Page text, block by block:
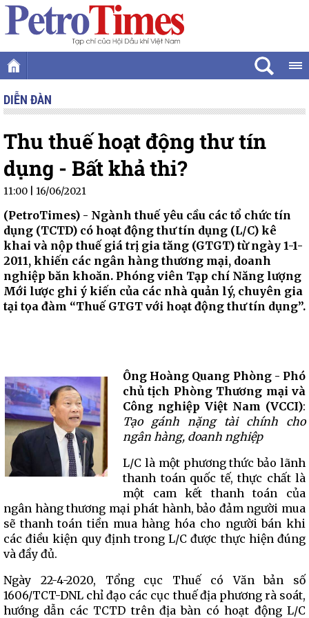
DIỄN ĐÀN
Thu thuế hoạt động thư tín
dụng - Bất khả thi?
11:00 | 16/06/2021
(PetroTimes) - Ngành thuế yêu cầu các tổ chức tín
dụng (TCTD) có hoạt động thư tín dụng (L/C) kê
khai và nộp thuế giá trị gia tăng (GTGT) từ ngày 1-1-
2011, khiến các ngân hàng thương mại, doanh
nghiệp băn khoăn. Phóng viên Tạp chí Năng lượng
Mới lược ghi ý kiến của các nhà quản lý, chuyên gia
tại tọa đàm “Thuế GTGT với hoạt động thư tín dụng”.
Ông Hoàng Quang Phòng - Phó
chủ tịch Phòng Thương mại và
Công nghiệp Việt Nam (VCCI):
Tạo gánh nặng tài chính cho
ngân hàng, doanh nghiệp
L/C là một phương thức bảo lãnh
thanh toán quốc tế, thực chất là
một cam kết thanh toán của
ngân hàng thương mại phát hành, bảo đảm người mua
sẽ thanh toán tiền mua hàng hóa cho người bán khi
các điều kiện quy định trong L/C được thực hiện đúng
và đầy đủ.
Ngày 22-4-2020, Tổng cục Thuế có Văn bản số
1606/TCT-DNL chỉ đạo các cục thuế địa phương rà soát,
hướng dẫn các TCTD trên địa bàn có hoạt động L/C